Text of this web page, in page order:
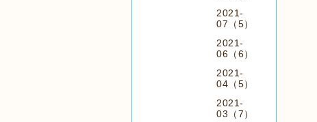
2021-
07（5）
2021-
06（6）
2021-
04（5）
2021-
03（7）